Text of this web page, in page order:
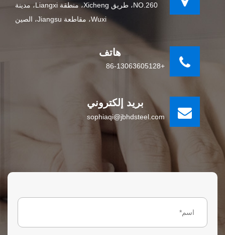
NO.260، طريق Xicheng، منطقة Liangxi، مدينة
Wuxi، مقاطعة Jiangsu، الصين
هاتف
بريد إلكتروني
sophiaqi@jbhdsteel.com